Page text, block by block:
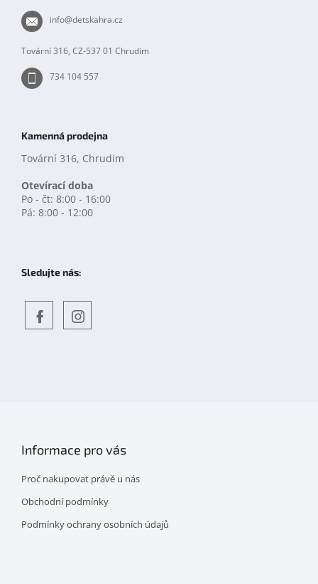
info@detskahra.cz
Tovární 316, CZ-537 01 Chrudim
734 104 557
Kamenná prodejna
Tovární 316, Chrudim
Otevírací doba
Po - čt: 8:00 - 16:00
Pá: 8:00 - 12:00
Sledujte nás:
Informace pro vás
Proč nakupovat právě u nás
Obchodní podmínky
Podmínky ochrany osobních údajů